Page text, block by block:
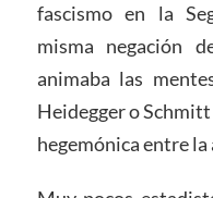
fascismo en la
misma negación
animaba las
Heidegger o
hegemónica entre